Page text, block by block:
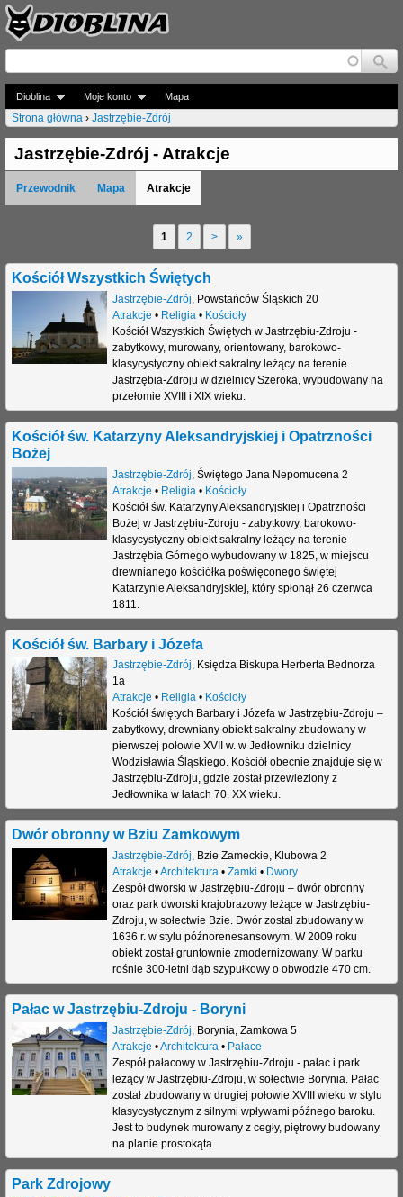
Jump to navigation
Dioblina Moje konto Mapa
J
e
s
ś
j
Strona główna › Jastrzębie-Zdrój
Jastrzębie-Zdrój - Atrakcje
Przewodnik Mapa Atrakcje
t
n
1 2 > »
Kościół Wszystkich Świętych
Jastrzębie-Zdrój Powstańców Śląskich 20
Atrakcje • Religia • Kościoły
Kościół Wszystkich Świętych w Jastrzębiu-Zdroju -
zabytkowy, murowany, orientowany, barokowo-
klasycystyczny obiekt sakralny leżący na terenie
Jastrzębia-Zdroju w dzielnicy Szeroka, wybudowany na
przełomie XVIII i XIX wieku.
Kościół św. Katarzyny Aleksandryjskiej i Opatrzności
Bożej
Jastrzębie-Zdrój Świętego Jana Nepomucena 2
Atrakcje • Religia • Kościoły
Kościół św. Katarzyny Aleksandryjskiej i Opatrzności
Bożej w Jastrzębiu-Zdroju - zabytkowy, barokowo-
klasycystyczny obiekt sakralny leżący na terenie
Jastrzębia Górnego wybudowany w 1825, w miejscu
drewnianego kościółka poświęconego świętej
Katarzynie Aleksandryjskiej, który spłonął 26 czerwca
1811.
Kościół św. Barbary i Józefa
Jastrzębie-Zdrój, Księdza Biskupa Herberta Bednorza
1a
Atrakcje • Religia• Kościoły
Kościół świętych Barbary i Józefa w Jastrzębiu-Zdroju –
zabytkowy, drewniany obiekt sakralny zbudowany w
pierwszej połowie XVII w. w Jedłowniku dzielnicy
Wodzisławia Śląskiego. Kościół obecnie znajduje się w
Jastrzębiu-Zdroju, gdzie został przewieziony z
Jedłownika w latach 70. XX wieku.
Dwór obronny w Bziu Zamkowym
Jastrzębie-Zdrój, Bzie Zameckie, Klubowa 2
Atrakcje •Architektura• Zamki • Dwory
Zespół dworski w Jastrzębiu-Zdroju – dwór obronny
oraz park dworski krajobrazowy leżące w Jastrzębiu-
Zdroju, w sołectwie Bzie. Dwór został zbudowany w
1636 r. w stylu późnorenesansowym. W 2009 roku
obiekt został gruntownie zmodernizowany. W parku
rośnie 300-letni dąb szypułkowy o obwodzie 470 cm.
Pałac w Jastrzębiu-Zdroju - Boryni
Jastrzębie-Zdrój, Borynia, Zamkowa 5
Atrakcje •Architektura• Pałace
Zespół pałacowy w Jastrzębiu-Zdroju - pałac i park
leżący w Jastrzębiu-Zdroju, w sołectwie Borynia. Pałac
został zbudowany w drugiej połowie XVIII wieku w stylu
klasycystycznym z silnymi wpływami późnego baroku.
Jest to budynek murowany z cegły, piętrowy budowany
na planie prostokąta.
Park Zdrojowy